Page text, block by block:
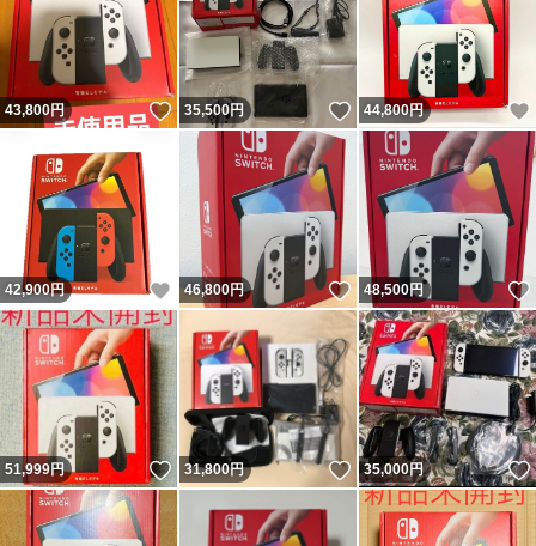
43,800円 いいね！
35,500円 いいね！
44,800円
42,900円 いいね！
46,800円 いいね！
48,500円
51,999円 いいね！
31,800円 いいね！
35,000円